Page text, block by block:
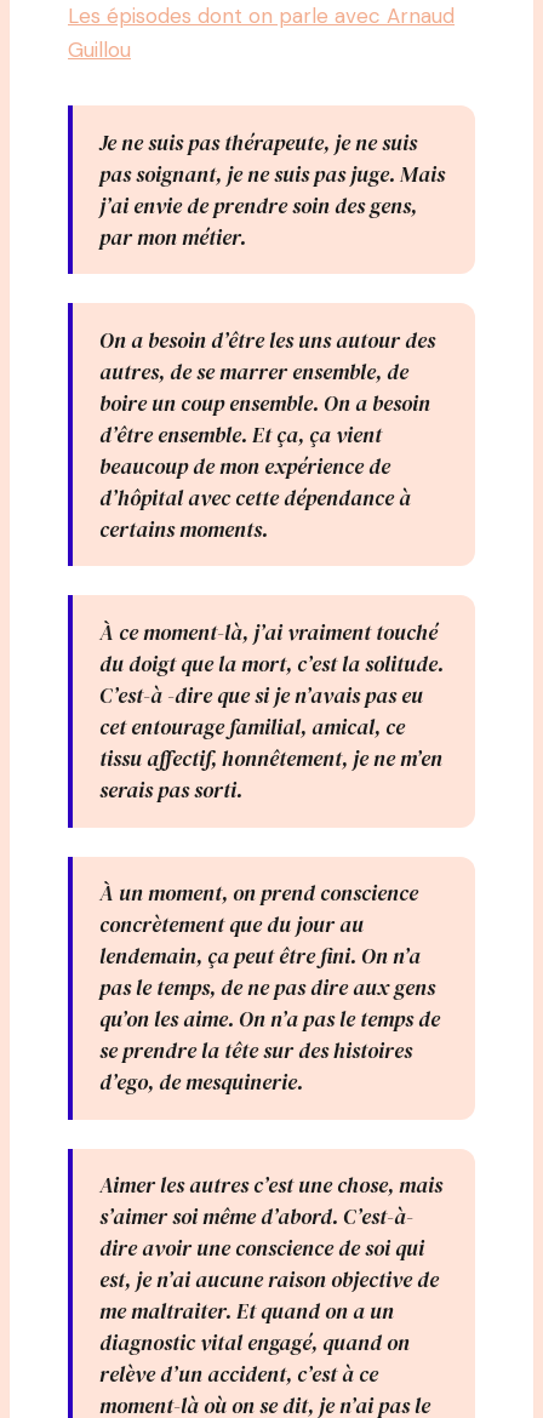
Les épisodes dont on parle avec Arnaud
Guillou
Je ne suis pas thérapeute, je ne suis
pas soignant, je ne suis pas juge. Mais
j’ai envie de prendre soin des gens,
par mon métier.
On a besoin d’être les uns autour des
autres, de se marrer ensemble, de
boire un coup ensemble. On a besoin
d’être ensemble. Et ça, ça vient
beaucoup de mon expérience de
d’hôpital avec cette dépendance à
certains moments.
À ce moment-là, j’ai vraiment touché
du doigt que la mort, c’est la solitude.
C’est-à -dire que si je n’avais pas eu
cet entourage familial, amical, ce
tissu affectif, honnêtement, je ne m’en
serais pas sorti.
À un moment, on prend conscience
concrètement que du jour au
lendemain, ça peut être fini. On n’a
pas le temps, de ne pas dire aux gens
qu’on les aime. On n’a pas le temps de
se prendre la tête sur des histoires
d’ego, de mesquinerie.
Aimer les autres c’est une chose, mais
s’aimer soi même d’abord. C’est-à-
dire avoir une conscience de soi qui
est, je n’ai aucune raison objective de
me maltraiter. Et quand on a un
diagnostic vital engagé, quand on
relève d’un accident, c’est à ce
moment-là où on se dit, je n’ai pas le